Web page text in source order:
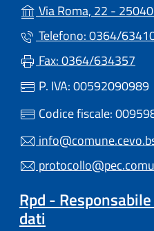
Via Roma, 22 -
Telefono: 0364/
Fax: 0364/634357
P. IVA: 00592090989
Codice fiscale:
Rpd -
dati